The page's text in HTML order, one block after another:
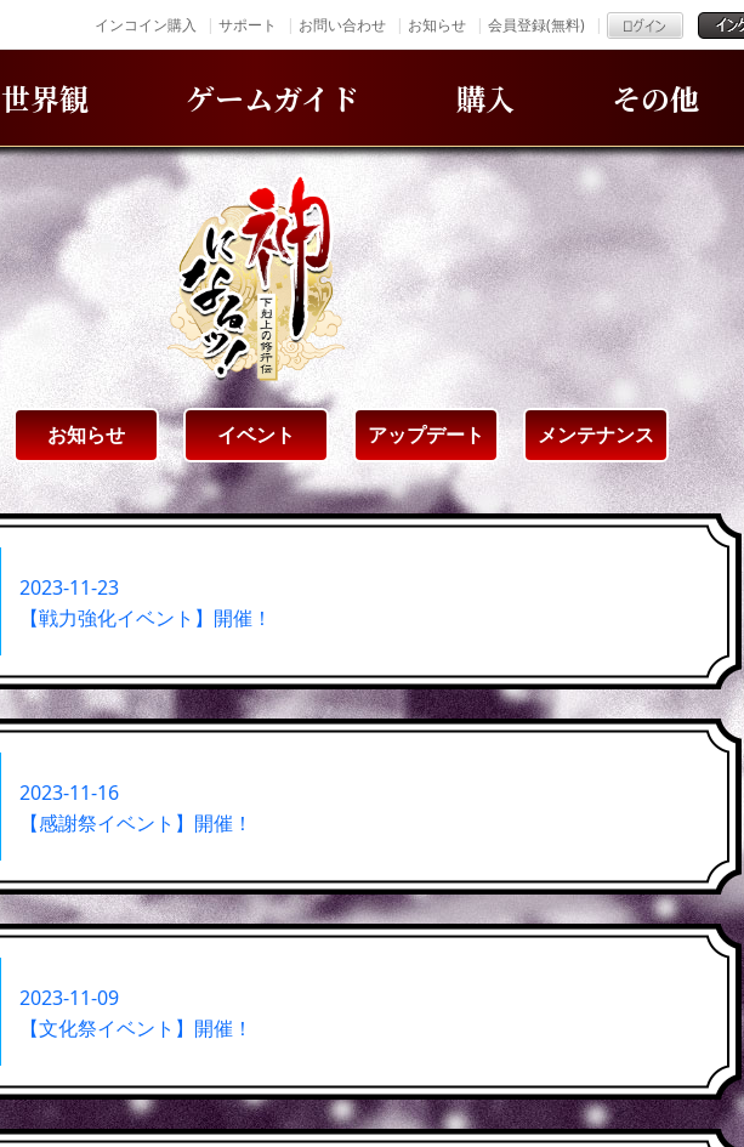
インコイン購入 サポート お問い合わせ お知らせ 会員登録(無料)
世界観 ゲームガイド 購入 その他
お知らせ イベント アップデート メンテナンス
2023-11-23
【戦力強化イベント】開催！
2023-11-16
【感謝祭イベント】開催！
2023-11-09
【文化祭イベント】開催！